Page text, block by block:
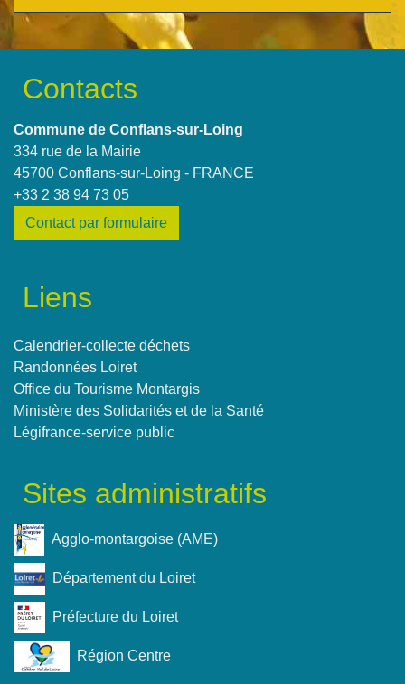
Contacts
Commune de Conflans-sur-Loing
334 rue de la Mairie
45700 Conflans-sur-Loing - FRANCE
+33 2 38 94 73 05
Contact par formulaire
Liens
Calendrier-collecte déchets
Randonnées Loiret
Office du Tourisme Montargis
Ministère des Solidarités et de la Santé
Légifrance-service public
Sites administratifs
Agglo-montargoise (AME)
Département du Loiret
Préfecture du Loiret
Région Centre